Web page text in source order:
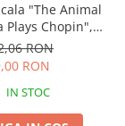
"The Animal
Plays Chopin",
Usborne
RON
RON
IN STOC